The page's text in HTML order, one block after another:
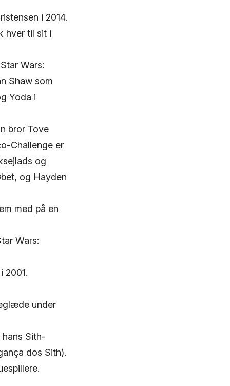
i 2014.
hver til sit i
Wars:
Shaw som
Yoda i
bror Tove
Challenge er
og
og Hayden
med på en
Wars:
2001.
under
Sith-
dos Sith).